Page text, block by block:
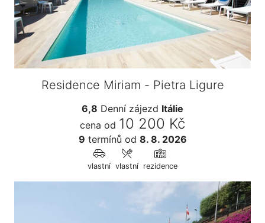
Residence Miriam - Pietra Ligure
6,8 Denní zájezd Itálie
cena od 10 200 Kč
9 termínů od 8. 8. 2026
vlastní vlastní rezidence